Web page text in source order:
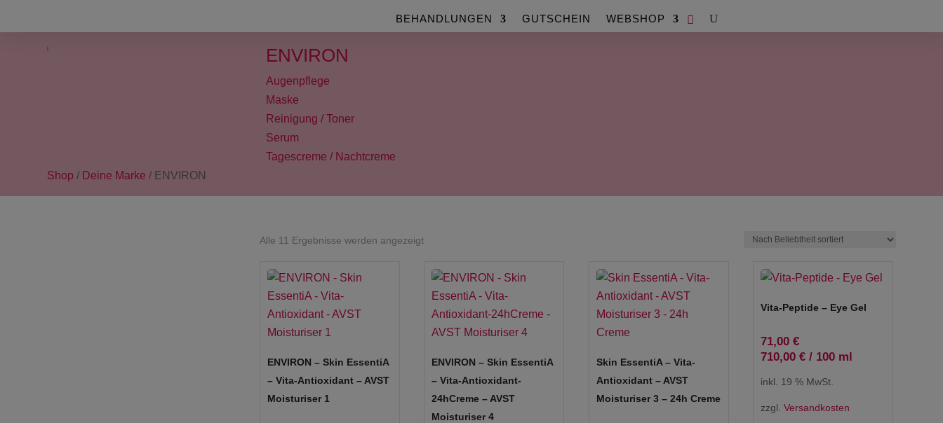
BEHANDLUNGEN GUTSCHEIN WEBSHOP
ENVIRON
Augenpflege
Maske
Reinigung / Toner
Serum
Tagescreme / Nachtcreme
Shop / Deine Marke / ENVIRON
Alle 11 Ergebnisse werden angezeigtNach
sortiert
ENVIRON – Skin EssentiA
– Vita-Antioxidant – AVST
Moisturiser 1
ENVIRON – Skin EssentiA
– Vita-Antioxidant-
24hCreme – AVST
Moisturiser 4
Skin EssentiA – Vita-
Antioxidant – AVST
Moisturiser 3 – 24h Creme
Vita-Peptide – Eye Gel
71,00€
710,00€ / 100 ml
inkl. 19 % MwSt.
zzgl.Versandkosten